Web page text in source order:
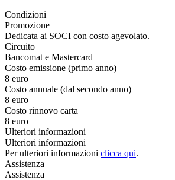
Condizioni
Promozione
Dedicata ai SOCI con costo agevolato.
Circuito
Bancomat e Mastercard
Costo emissione (primo anno)
8 euro
Costo annuale (dal secondo anno)
8 euro
Costo rinnovo carta
8 euro
Ulteriori informazioni
Ulteriori informazioni
Per ulteriori informazioni clicca qui.
Assistenza
Assistenza